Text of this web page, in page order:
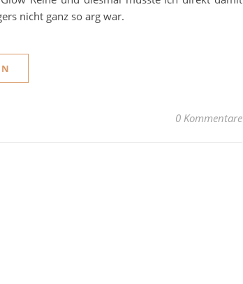
nicht ganz so arg war.
0 Kommentare